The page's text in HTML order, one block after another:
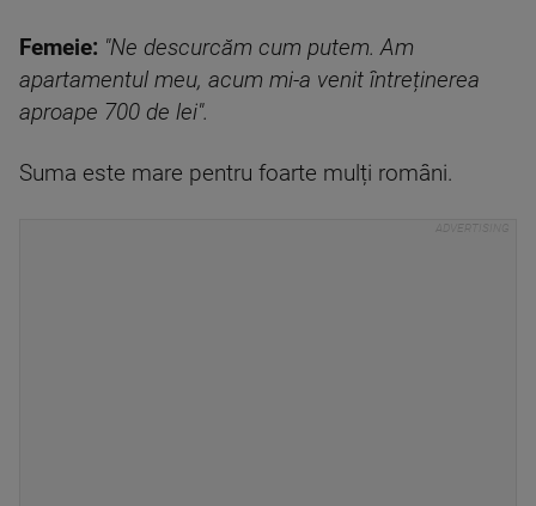
Femeie: "Ne descurcăm cum putem. Am
apartamentul meu, acum mi-a venit întreținerea
aproape 700 de lei".
Suma este mare pentru foarte mulți români.